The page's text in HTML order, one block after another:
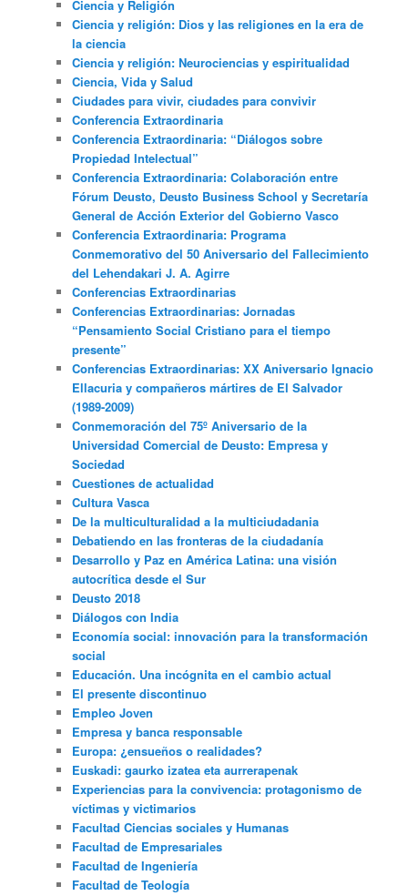
Ciencia y Religión
Ciencia y religión: Dios y las religiones en la era de
la ciencia
Ciencia y religión: Neurociencias y espiritualidad
Ciencia, Vida y Salud
Ciudades para vivir, ciudades para convivir
Conferencia Extraordinaria
Conferencia Extraordinaria: “Diálogos sobre
Propiedad Intelectual”
Conferencia Extraordinaria: Colaboración entre
Fórum Deusto, Deusto Business School y Secretaría
General de Acción Exterior del Gobierno Vasco
Conferencia Extraordinaria: Programa
Conmemorativo del 50 Aniversario del Fallecimiento
del Lehendakari J. A. Agirre
Conferencias Extraordinarias
Conferencias Extraordinarias: Jornadas
“Pensamiento Social Cristiano para el tiempo
presente”
Conferencias Extraordinarias: XX Aniversario Ignacio
Ellacuria y compañeros mártires de El Salvador
(1989-2009)
Conmemoración del 75º Aniversario de la
Universidad Comercial de Deusto: Empresa y
Sociedad
Cuestiones de actualidad
Cultura Vasca
De la multiculturalidad a la multiciudadania
Debatiendo en las fronteras de la ciudadanía
Desarrollo y Paz en América Latina: una visión
autocrítica desde el Sur
Deusto 2018
Diálogos con India
Economía social: innovación para la transformación
social
Educación. Una incógnita en el cambio actual
El presente discontinuo
Empleo Joven
Empresa y banca responsable
Europa: ¿ensueños o realidades?
Euskadi: gaurko izatea eta aurrerapenak
Experiencias para la convivencia: protagonismo de
víctimas y victimarios
Facultad Ciencias sociales y Humanas
Facultad de Empresariales
Facultad de Ingeniería
Facultad de Teología